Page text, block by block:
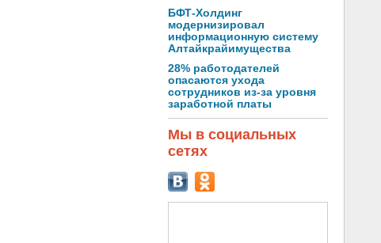
БФТ-Холдинг
модернизировал
информационную систему
Алтайкрайимущества
28% работодателей
опасаются ухода
сотрудников из-за уровня
заработной платы
Мы в социальных
сетях